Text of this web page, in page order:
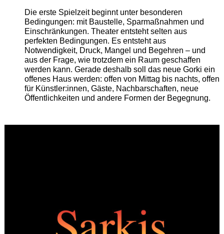
Die erste Spielzeit beginnt unter besonderen
Bedingungen: mit Baustelle, Sparmaßnahmen und
Einschränkungen. Theater entsteht selten aus
perfekten Bedingungen. Es entsteht aus
Notwendigkeit, Druck, Mangel und Begehren – und
aus der Frage, wie trotzdem ein Raum geschaffen
werden kann. Gerade deshalb soll das neue Gorki ein
offenes Haus werden: offen von Mittag bis nachts, offen
für Künstler:innen, Gäste, Nachbarschaften, neue
Öffentlichkeiten und andere Formen der Begegnung.